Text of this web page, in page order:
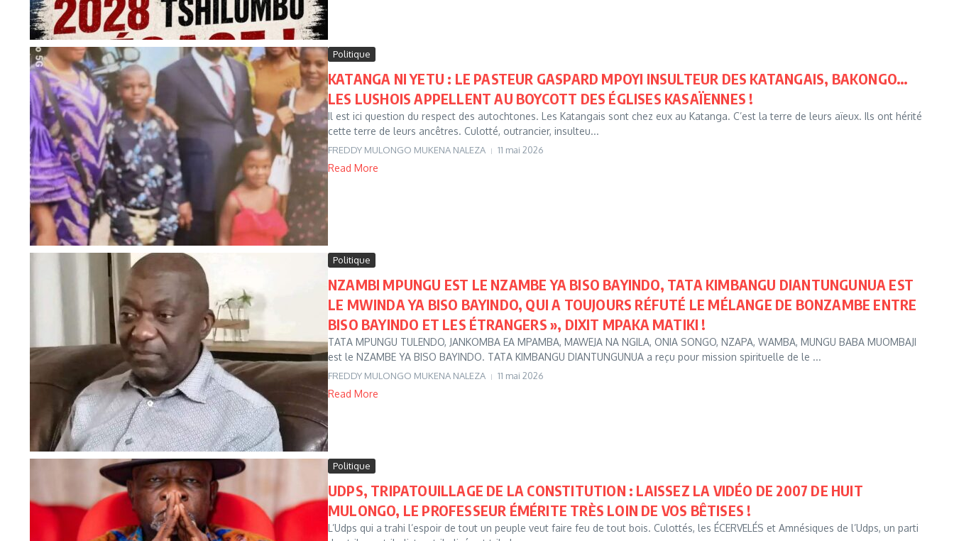
Politique
KATANGA NI YETU : LE PASTEUR GASPARD MPOYI INSULTEUR DES KATANGAIS, BAKONGO…
LES LUSHOIS APPELLENT AU BOYCOTT DES ÉGLISES KASAÏENNES !
Il est ici question du respect des autochtones. Les Katangais sont chez eux au Katanga. C’est la terre de leurs aïeux. Ils ont hérité
cette terre de leurs ancêtres. Culotté, outrancier, insulteu...
FREDDY MULONGO MUKENA NALEZA 11 mai 2026
Read More
Politique
NZAMBI MPUNGU EST LE NZAMBE YA BISO BAYINDO, TATA KIMBANGU DIANTUNGUNUA EST
LE MWINDA YA BISO BAYINDO, QUI A TOUJOURS RÉFUTÉ LE MÉLANGE DE BONZAMBE ENTRE
BISO BAYINDO ET LES ÉTRANGERS », DIXIT MPAKA MATIKI !
TATA MPUNGU TULENDO, JANKOMBA EA MPAMBA, MAWEJA NA NGILA, ONIA SONGO, NZAPA, WAMBA, MUNGU BABA MUOMBAJI
est le NZAMBE YA BISO BAYINDO. TATA KIMBANGU DIANTUNGUNUA a reçu pour mission spirituelle de le ...
FREDDY MULONGO MUKENA NALEZA 11 mai 2026
Read More
Politique
UDPS, TRIPATOUILLAGE DE LA CONSTITUTION : LAISSEZ LA VIDÉO DE 2007 DE HUIT
MULONGO, LE PROFESSEUR ÉMÉRITE TRÈS LOIN DE VOS BÊTISES !
L’Udps qui a trahi l’espoir de tout un peuple veut faire feu de tout bois. Culottés, les ÉCERVELÉS et Amnésiques de l’Udps, un parti